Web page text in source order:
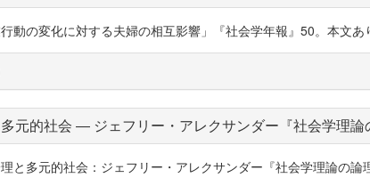
動の変化に対する夫婦の相互影響」『社会学年報』50。本文
元的社会 ― ジェフリー・アレクサンダー『社会学理
と多元的社会：ジェフリー・アレクサンダー『社会学理論の